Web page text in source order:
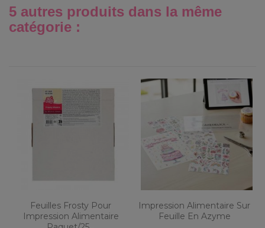
5 autres produits dans la même
catégorie :
Feuilles Frosty Pour
Impression Alimentaire
Impression Alimentaire Sur
Feuille En Azyme